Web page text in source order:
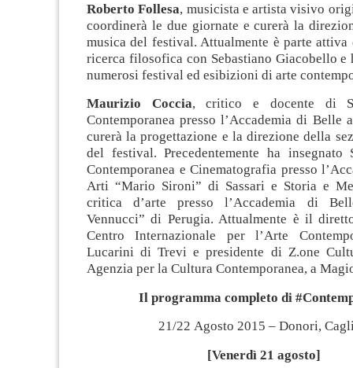
Roberto Follesa, musicista e artista visivo
coordinerà le due giornate e curerà la
musica del festival. Attualmente è parte
ricerca filosofica con Sebastiano Giacobello e
numerosi festival ed esibizioni di arte
Maurizio Coccia, critico e docente di
Contemporanea presso l’Accademia di Belle
curerà la progettazione e la direzione della
del festival. Precedentemente ha insegnato
Contemporanea e Cinematografia presso
Arti “Mario Sironi” di Sassari e Storia e
critica d’arte presso l’Accademia di
Vennucci” di Perugia. Attualmente è il
Centro Internazionale per l’Arte
Lucarini di Trevi e presidente di Z.one
Agenzia per la Cultura Contemporanea, a
Il programma completo di
21/22 Agosto 2015 – Donori,
[Venerdì 21 agosto]